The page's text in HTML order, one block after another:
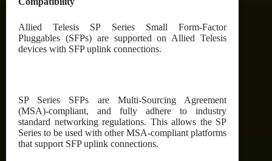
Allied Telesis SP Series Small Form-Factor
Pluggables (SFPs) are supported on Allied Telesis
devices with SFP uplink connections.
SP Series SFPs are Multi-Sourcing Agreement
(MSA)-compliant, and fully adhere to industry
standard networking regulations. This allows the SP
Series to be used with other MSA-compliant platforms
that support SFP uplink connections.